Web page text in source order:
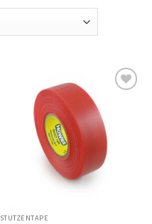
Wunschliste
STUTZENTAPE